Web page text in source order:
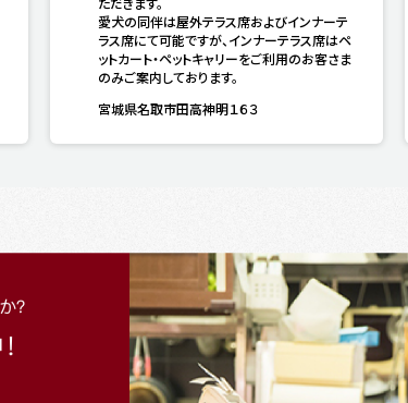
愛犬の同伴は屋外テラス席およびインナーテ
ラス席にて可能ですが、インナーテラス席はペ
ットカート・ペットキャリーをご利用のお客さま
のみご案内しております。
宮城県名取市田高神明１６３